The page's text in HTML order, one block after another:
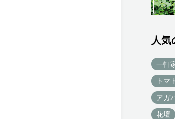
人
一軒
トマ
アガ
花壇